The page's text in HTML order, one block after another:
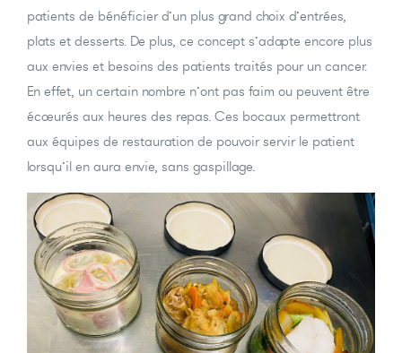
patients de bénéficier d’un plus grand choix d’entrées,
plats et desserts. De plus, ce concept s’adapte encore plus
aux envies et besoins des patients traités pour un cancer.
En effet, un certain nombre n’ont pas faim ou peuvent être
écoeurés aux heures des repas. Ces bocaux permettront
aux équipes de restauration de pouvoir servir le patient
lorsqu’il en aura envie, sans gaspillage.